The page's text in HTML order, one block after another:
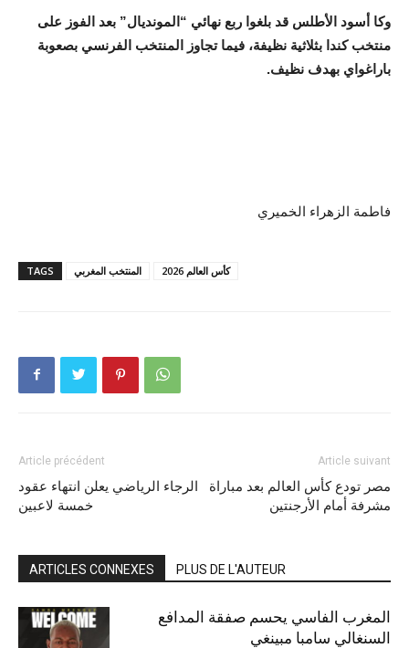
وكا أسود الأطلس قد بلغوا ربع نهائي “المونديال” بعد الفوز على
منتخب كندا بثلاثية نظيفة، فيما تجاوز المنتخب الفرنسي بصعوبة
باراغواي بهدف نظيف.
فاطمة الزهراء الخميري
TAGS المنتخب المغربي كأس العالم 2026
Article précédent
الرجاء الرياضي يعلن انتهاء عقود
خمسة لاعبين
Article suivant
مصر تودع كأس العالم بعد مباراة
مشرفة أمام الأرجنتين
ARTICLES CONNEXES PLUS DE L'AUTEUR
المغرب الفاسي يحسم صفقة المدافع
السنغالي سامبا مبينغي